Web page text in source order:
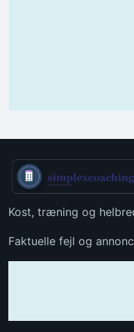
Kost, træning og
Faktuelle fejl og